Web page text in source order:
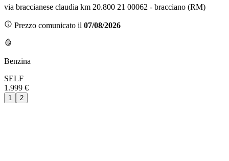
via braccianese claudia km 20.800 21 00062 - bracciano (RM)
Prezzo comunicato il 07/08/2026
Benzina
SELF
1.999 €
1 2